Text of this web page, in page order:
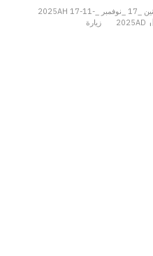
الأثنين _17 _نوفمبر _2025AH 17-11-
2025AD
زيارة